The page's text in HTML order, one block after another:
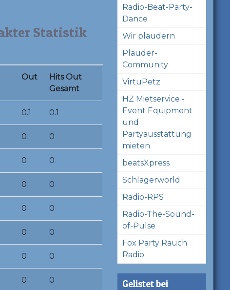
Statistik
Out
Hits Out
Gesamt
0.1 0.1
0 0
0 0
0 0
0 0
0 0
0 0
0 0
Radio-Beat-Party-
Dance
Wir plaudern
Plauder-
Community
VirtuPetz
HZ Mietservice -
Event Equipment
und
Partyausstattung
mieten
beatsXpress
Schlagerworld
Radio-RPS
Radio-The-Sound-
of-Pulse
Fox Party Rauch
Radio
Gelistet bei